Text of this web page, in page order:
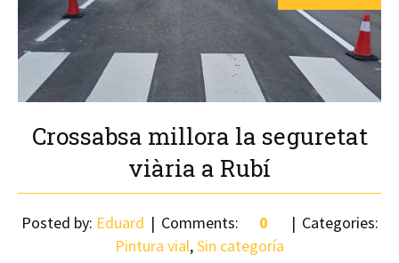
Crossabsa millora la seguretat
viària a Rubí
Posted by: Eduard Comments: 0
Categories:
Pintura vial,Sin categoría